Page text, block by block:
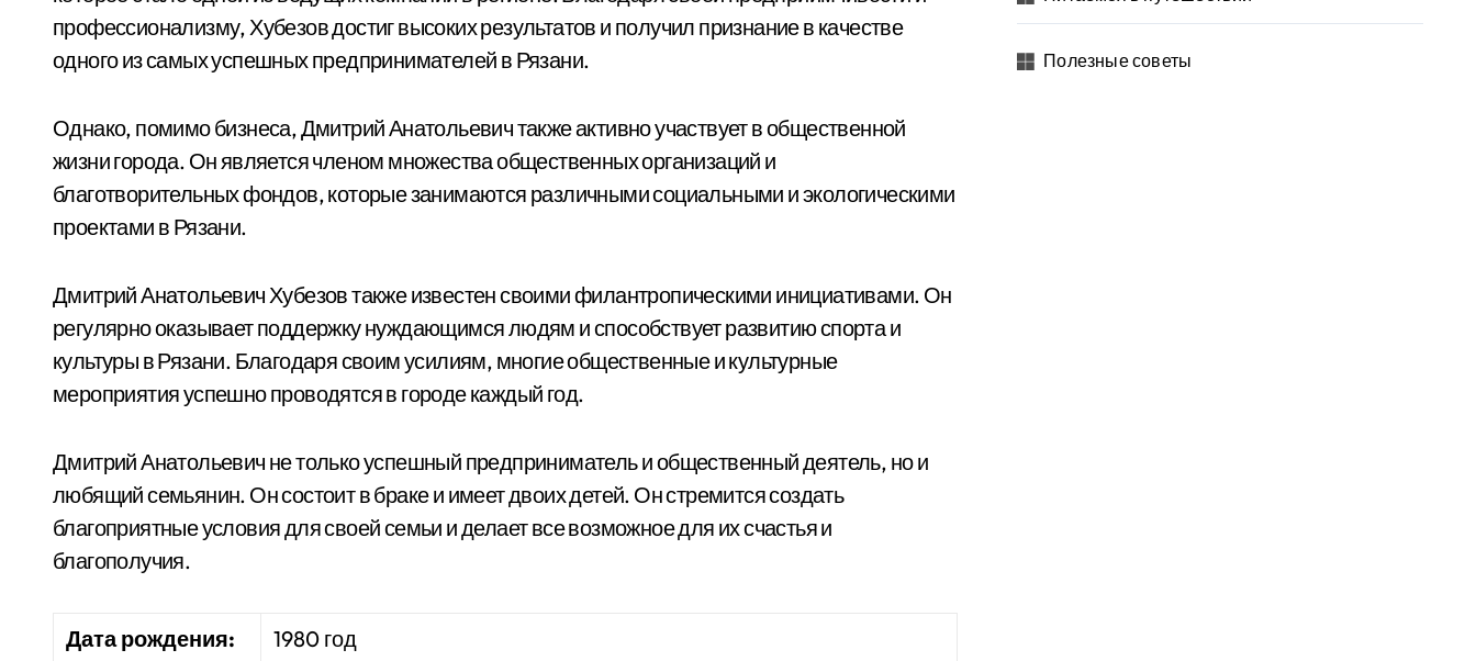
профессионализму, Хубезов достиг высоких результатов и получил признание в качестве
одного из самых успешных предпринимателей в Рязани.
Однако, помимо бизнеса, Дмитрий Анатольевич также активно участвует в общественной
жизни города. Он является членом множества общественных организаций и
благотворительных фондов, которые занимаются различными социальными и экологическими
проектами в Рязани.
Дмитрий Анатольевич Хубезов также известен своими филантропическими инициативами. Он
регулярно оказывает поддержку нуждающимся людям и способствует развитию спорта и
культуры в Рязани. Благодаря своим усилиям, многие общественные и культурные
мероприятия успешно проводятся в городе каждый год.
Дмитрий Анатольевич не только успешный предприниматель и общественный деятель, но и
любящий семьянин. Он состоит в браке и имеет двоих детей. Он стремится создать
благоприятные условия для своей семьи и делает все возможное для их счастья и
благополучия.
Дата рождения: 1980 год
Полезные советы